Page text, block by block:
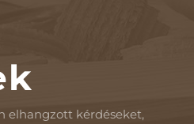
elhangzott kérdéseket,